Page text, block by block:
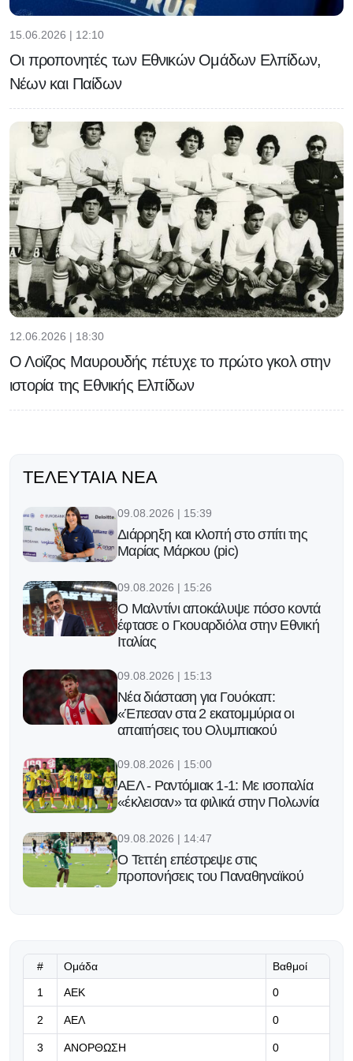
15.06.2026 | 12:10
Οι προπονητές των Εθνικών Ομάδων Ελπίδων,
Νέων και Παίδων
12.06.2026 | 18:30
Ο Λοϊζος Μαυρουδής πέτυχε το πρώτο γκολ στην
ιστορία της Εθνικής Ελπίδων
ΤΕΛΕΥΤΑΊΑ ΝΈΑ
09.08.2026 | 15:39
Διάρρηξη και κλοπή στο σπίτι της
Μαρίας Μάρκου (pic)
09.08.2026 | 15:26
Ο Μαλντίνι αποκάλυψε πόσο κοντά
έφτασε ο Γκουαρδιόλα στην Εθνική
Ιταλίας
09.08.2026 | 15:13
Νέα διάσταση για Γουόκαπ:
«Έπεσαν στα 2 εκατομμύρια οι
απαιτήσεις του Ολυμπιακού
09.08.2026 | 15:00
ΑΕΛ - Ραντόμιακ 1-1: Με ισοπαλία
«έκλεισαν» τα φιλικά στην Πολωνία
09.08.2026 | 14:47
Ο Τεττέη επέστρεψε στις
προπονήσεις του Παναθηναϊκού
Το νέο ρόστερ της Μακάμπι Τελ Αβίβ
«τρομάζει»: Αυτοί είναι οι παίκτες
του Οντέντ Κάτας
# Ομάδα Βαθμοί
1 ΑΕΚ 0
2 ΑΕΛ 0
3 ΑΝΟΡΘΩΣΗ 0